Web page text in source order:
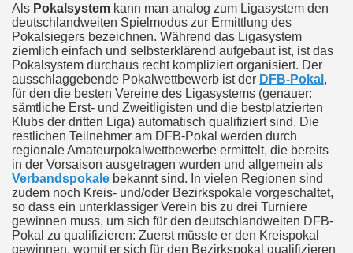
Als Pokalsystem kann man analog zum Ligasystem den
deutschlandweiten Spielmodus zur Ermittlung des
Pokalsiegers bezeichnen. Während das Ligasystem
ziemlich einfach und selbsterklärend aufgebaut ist, ist das
Pokalsystem durchaus recht kompliziert organisiert. Der
ausschlaggebende Pokalwettbewerb ist der DFB-Pokal ,
für den die besten Vereine des Ligasystems (genauer:
sämtliche Erst- und Zweitligisten und die bestplatzierten
Klubs der dritten Liga) automatisch qualifiziert sind. Die
restlichen Teilnehmer am DFB-Pokal werden durch
regionale Amateurpokalwettbewerbe ermittelt, die bereits
in der Vorsaison ausgetragen wurden und allgemein als
Verbandspokale bekannt sind. In vielen Regionen sind
zudem noch Kreis- und/oder Bezirkspokale vorgeschaltet,
so dass ein unterklassiger Verein bis zu drei Turniere
gewinnen muss, um sich für den deutschlandweiten DFB-
Pokal zu qualifizieren: Zuerst müsste er den Kreispokal
gewinnen, womit er sich für den Bezirkspokal qualifizieren